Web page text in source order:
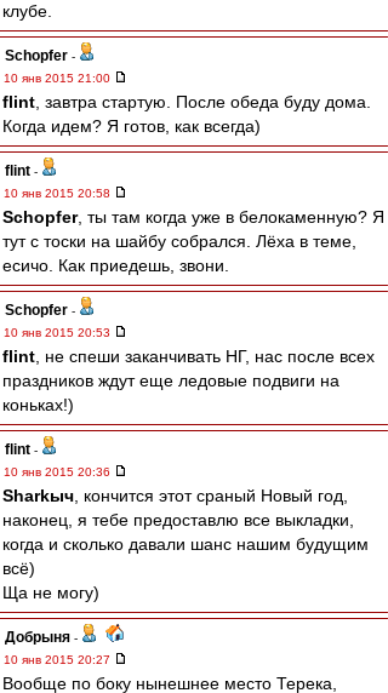
клубе.
Schopfer -
10 янв 2015 21:00
flint , завтра стартую. После обеда буду дома.
Когда идем? Я готов, как всегда)
flint -
10 янв 2015 20:58
Schopfer, ты там когда уже в белокаменную? Я
тут с тоски на шайбу собрался. Лёха в теме,
есичо. Как приедешь, звони.
Schopfer -
10 янв 2015 20:53
flint , не спеши заканчивать НГ, нас после всех
праздников ждут еще ледовые подвиги на
коньках!)
flint -
10 янв 2015 20:36
Sharkыч , кончится этот сраный Новый год,
наконец, я тебе предоставлю все выкладки,
когда и сколько давали шанс нашим будущим
всё)
Ща не могу)
Добрыня -
10 янв 2015 20:27
Вообще по боку нынешнее место Терека,